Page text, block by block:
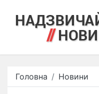
Головна Новини